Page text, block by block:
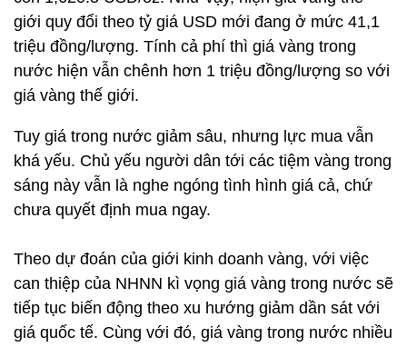
giới quy đổi theo tỷ giá USD mới đang ở mức 41,1
triệu đồng/lượng. Tính cả phí thì giá vàng trong
nước hiện vẫn chênh hơn 1 triệu đồng/lượng so với
giá vàng thế giới.
Tuy giá trong nước giảm sâu, nhưng lực mua vẫn
khá yếu. Chủ yếu người dân tới các tiệm vàng trong
sáng này vẫn là nghe ngóng tình hình giá cả, chứ
chưa quyết định mua ngay.
Theo dự đoán của giới kinh doanh vàng, với việc
can thiệp của NHNN kì vọng giá vàng trong nước sẽ
tiếp tục biến động theo xu hướng giảm dần sát với
giá quốc tế. Cùng với đó, giá vàng trong nước nhiều